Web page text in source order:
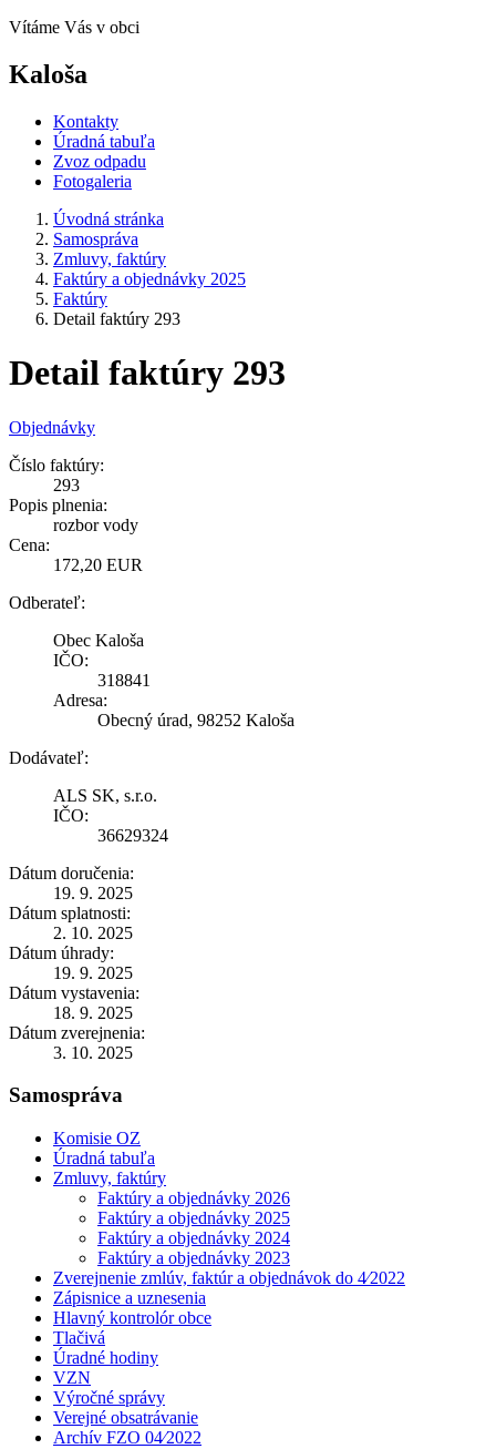
Vítáme Vás v obci
Kaloša
Kontakty
Úradná tabuľa
Zvoz odpadu
Fotogaleria
Úvodná stránka
Samospráva
Zmluvy, faktúry
Faktúry a objednávky 2025
Faktúry
Detail faktúry 293
Detail faktúry 293
Objednávky
Číslo faktúry:
293
Popis plnenia:
rozbor vody
Cena:
172,20 EUR
Odberateľ:
Obec Kaloša
IČO:
318841
Adresa:
Obecný úrad, 98252 Kaloša
Dodávateľ:
ALS SK, s.r.o.
IČO:
36629324
Dátum doručenia:
19. 9. 2025
Dátum splatnosti:
2. 10. 2025
Dátum úhrady:
19. 9. 2025
Dátum vystavenia:
18. 9. 2025
Dátum zverejnenia:
3. 10. 2025
Samospráva
Komisie OZ
Úradná tabuľa
Zmluvy, faktúry
Faktúry a objednávky 2026
Faktúry a objednávky 2025
Faktúry a objednávky 2024
Faktúry a objednávky 2023
Zverejnenie zmlúv, faktúr a objednávok do 4⁄2022
Zápisnice a uznesenia
Hlavný kontrolór obce
Tlačivá
Úradné hodiny
VZN
Výročné správy
Verejné obsatrávanie
Archív FZO 04⁄2022